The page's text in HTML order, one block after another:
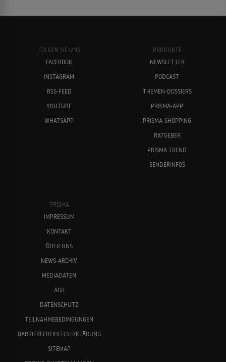
FOLGEN SIE UNS
FACEBOOK
INSTAGRAM
RSS-FEED
YOUTUBE
WHATSAPP
PRODUKTE
NEWSLETTER
PODCAST
THEMEN-DOSSIERS
PRISMA-APP
PRISMA-SHOPPING
RATGEBER
PRISMA TREND
SENDERINFOS
PRISMA
IMPRESSUM
KONTAKT
ÜBER UNS
NEWS-ARCHIV
MEDIADATEN
AGB
DATENSCHUTZ
TEILNAHMEBEDINGUNGEN
BARRIEREFREIHEITSERKLÄRUNG
SITEMAP